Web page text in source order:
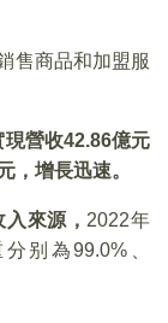
售商品和加盟服
現營收42.86億元
，增長迅速。
來源， 2022年
别為99.0%、